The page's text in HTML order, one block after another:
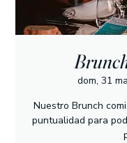
dom, 31
Nuestro Brunch
puntualidad para